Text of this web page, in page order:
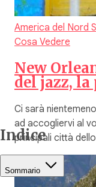
Indice
Sommario
America del Nord
Cosa Vedere
New
del jazz,
Ci sarà
ad accogliervi al
principali città